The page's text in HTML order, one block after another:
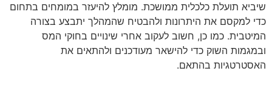
שיביא תועלת כלכלית ממושכת. מומלץ להיעזר במומחים בתחום
כדי למקסם את היתרונות ולהבטיח שהמהלך יתבצע בצורה
המיטבית. כמו כן, חשוב לעקוב אחרי שינויים בחוקי המס
ובמגמות השוק כדי להישאר מעודכנים ולהתאים את
האסטרטגיות בהתאם.